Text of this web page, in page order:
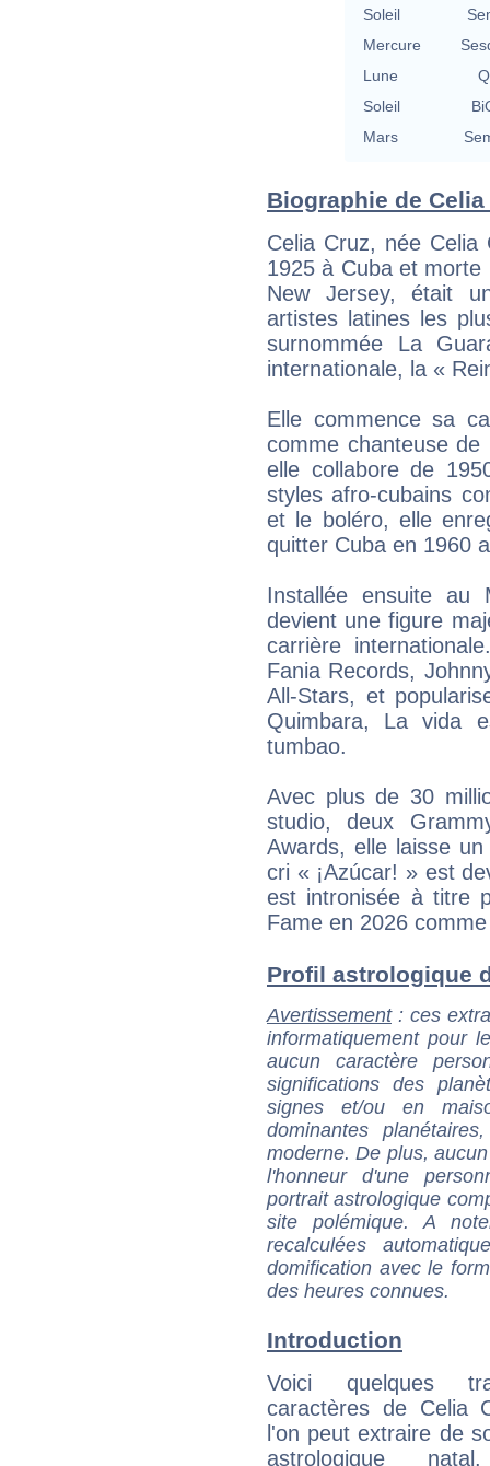
Soleil
Mercure
Lune
Soleil
Mars
Biographie de
Celia Cruz, née Celia
1925 à Cuba et
New Jersey, était
artistes latines les
surnommée La
internationale, la «
Elle commence sa
comme chanteuse de
elle collabore de
styles afro-cubains
et le boléro, elle
quitter Cuba en 1960
Installée ensuite au
devient une figure
carrière
Fania Records,
All-Stars, et
Quimbara, La vida
tumbao.
Avec plus de 30
studio, deux
Awards, elle laisse
cri « ¡Azúcar! » est
est intronisée à titre
Fame en 2026
Profil astrologique
Avertissement: ces
informatiquement pour
aucun caractère
significations des
signes et/ou en
dominantes
moderne. De plus,
l'honneur d'une
portrait astrologique
site polémique. A
recalculées
domification avec le
des heures connues.
Introduction
Voici quelques
caractères de Celia
l'on peut extraire de
astrologique